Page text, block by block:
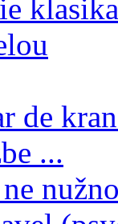
klasika
de
...